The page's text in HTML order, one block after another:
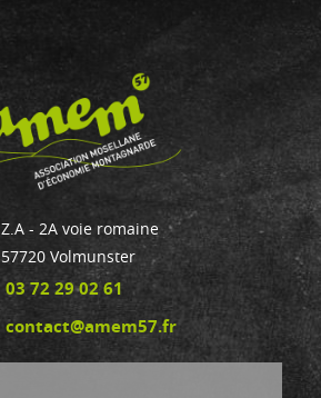
Z.A - 2A voie romaine
57720 Volmunster
03 72 29 02 61
contact@amem57.fr